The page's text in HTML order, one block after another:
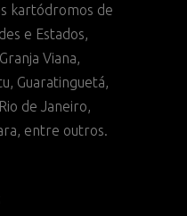
kartódromos de
e Estados,
Viana,
Guaratinguetá,
de Janeiro,
entre outros.